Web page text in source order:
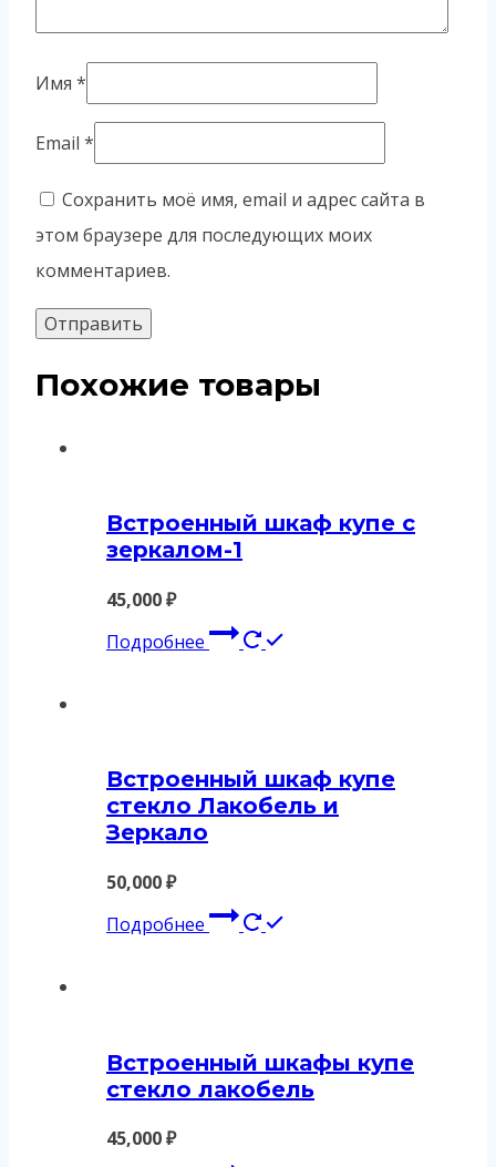
Имя *
Email *
Сохранить моё имя, email и адрес сайта в
этом браузере для последующих моих
комментариев.
Похожие товары
Встроенный шкаф купе с
зеркалом-1
45,000₽
Подробнее
Встроенный шкаф купе
стекло Лакобель и
Зеркало
50,000₽
Подробнее
Встроенный шкафы купе
стекло лакобель
45,000₽